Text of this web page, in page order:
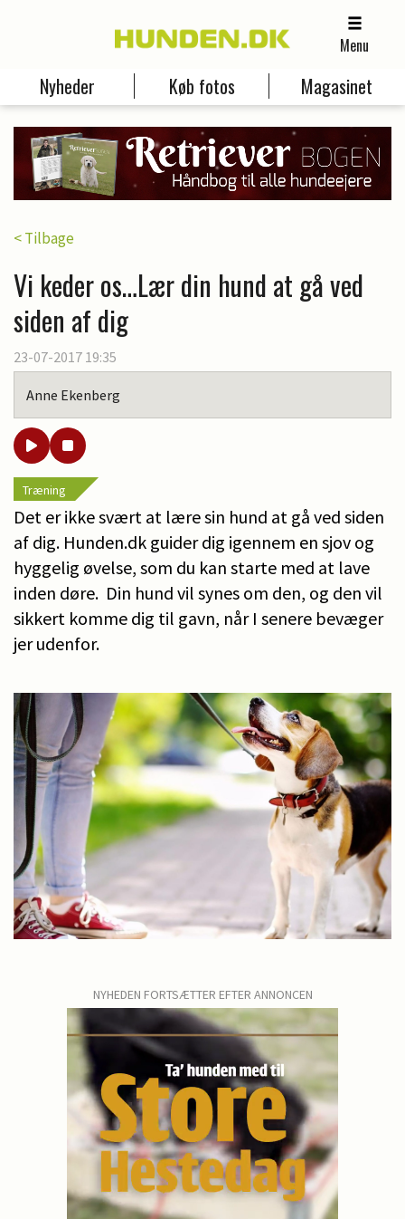
Menu
Nyheder Køb fotos Magasinet
< Tilbage
Vi keder os…Lær din hund at gå ved
siden af dig
23-07-2017 19:35
Anne Ekenberg
Træning
Det er ikke svært at lære sin hund at gå ved siden
af dig. Hunden.dk guider dig igennem en sjov og
hyggelig øvelse, som du kan starte med at lave
inden døre. Din hund vil synes om den, og den vil
sikkert komme dig til gavn, når I senere bevæger
jer udenfor.
NYHEDEN FORTSÆTTER EFTER ANNONCEN